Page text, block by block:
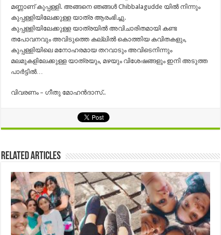
മണ്ണാണ് കുപ്പള്ളി. അങ്ങനെ ഞങ്ങൾ Chibbalagudde യിൽ നിന്നും
കുപ്പള്ളിയിലേക്കുള്ള യാത്ര ആരംഭിച്ചു.
കുപ്പള്ളിയിലേക്കുള്ള യാത്രയിൽ അവിചാരിതമായി കണ്ട
തപോവനവും അവിടുത്തെ കല്ലിൽ കൊത്തിയ കവിതകളും,
കുപ്പള്ളിയിലെ മനോഹരമായ തറവാടും അവിടെനിന്നും
മലമുകളിലേക്കുള്ള യാത്രയും, മഴയും വിശേഷങ്ങളും ഇനി അടുത്ത
പാര്‍ട്ടില്‍…
വിവരണം – ഗീതു മോഹന്‍ദാസ്..
Related Articles